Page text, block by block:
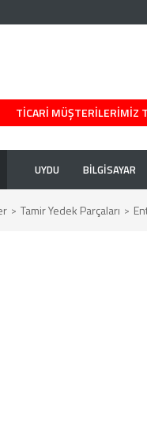
TİCARİ MÜŞTERİLERİMİZ
UYDU BİLGİSAYAR
Tamir Yedek Parçaları